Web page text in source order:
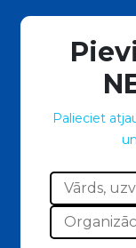
Palieciet